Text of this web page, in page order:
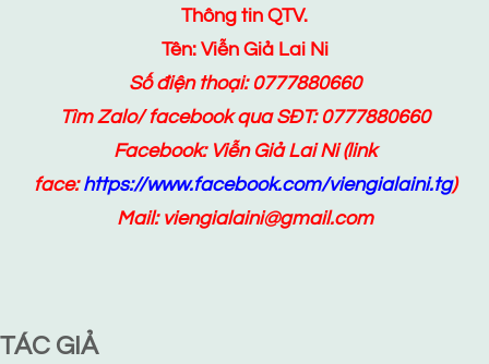
Thông tin QTV.
Tên: Viễn Giả Lai Ni
Số điện thoại: 0777880660
Tìm Zalo/ facebook qua SĐT: 0777880660
Facebook: Viễn Giả Lai Ni(link
face:https://www.facebook.com/viengialaini.tg)
Mail: viengialaini@gmail.com
TÁC GIẢ